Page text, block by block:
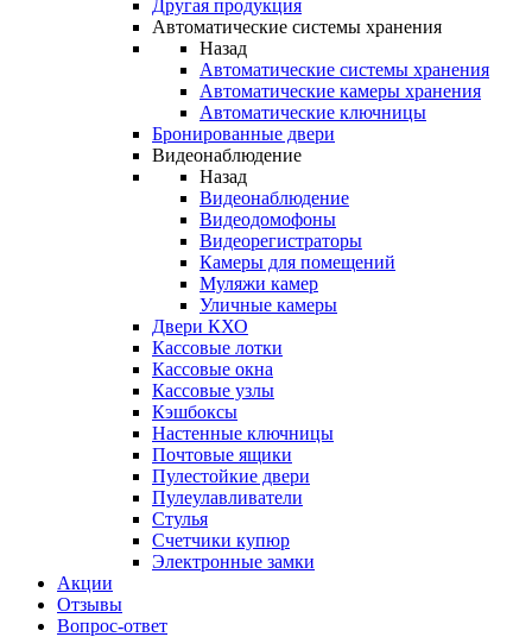
Другая продукция
Автоматические системы хранения
Назад
Автоматические системы хранения
Автоматические камеры хранения
Автоматические ключницы
Бронированные двери
Видеонаблюдение
Назад
Видеонаблюдение
Видеодомофоны
Видеорегистраторы
Камеры для помещений
Муляжи камер
Уличные камеры
Двери КХО
Кассовые лотки
Кассовые окна
Кассовые узлы
Кэшбоксы
Настенные ключницы
Почтовые ящики
Пулестойкие двери
Пулеулавливатели
Стулья
Счетчики купюр
Электронные замки
Акции
Отзывы
Вопрос-ответ